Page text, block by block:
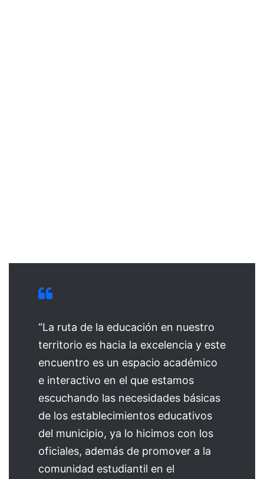
“La ruta de la educación en nuestro
territorio es hacia la excelencia y este
encuentro es un espacio académico
e interactivo en el que estamos
escuchando las necesidades básicas
de los establecimientos educativos
del municipio, ya lo hicimos con los
oficiales, además de promover a la
comunidad estudiantil en el